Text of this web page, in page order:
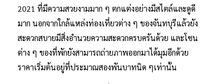
2021 ที่มีความสวยงามมาก ๆ ตกแต่งอย่างมีสไตล์และดูดี
มาก นอกจากใกล้แหล่งท่องเที่ยวต่าง ๆ ของจันทบุรีแล้วยัง
สะดวกสบายมีสิ่งอำนวยความสะดวกครบครันด้วย และโซน
ต่าง ๆ ของที่พักยังสามารถถ่ายภาพออกมาได้มุมอีกด้วย
ราคาเริ่มต้นอยู่ที่ประมาณสองพันบาทนิด ๆเท่านั้น